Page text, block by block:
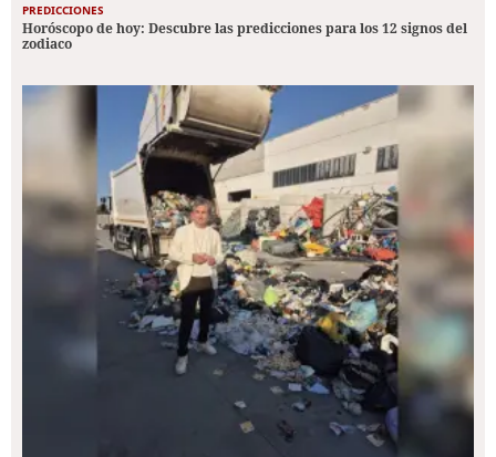
PREDICCIONES
Horóscopo de hoy: Descubre las predicciones para los 12 signos del
zodiaco